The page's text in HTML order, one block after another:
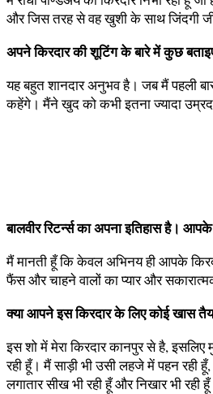
और जिस तरह से वह खुशी के साथ जिंदगी
अपने किरदार की शूटिंग के बारे में कुछ
यह बहुत शानदार अनुभव है। जब मैं पहली
कहेंगे। मैंने खुद को कभी इतना ज्यादा
बालवीर रिटर्न्स का अपना इतिहास है।
मैं मानती हूँ कि केवल अभिनय ही आपके
फैंस और चाहने वालों का प्यार और
क्या आपने इस किरदार के लिए कोई खास
इस शो में मेरा किरदार कानपुर से है,
रही हूँ। मैं साड़ी भी उसी लहजे में पहन रही
लगातार सीख भी रही हूँ और निखार भी रही